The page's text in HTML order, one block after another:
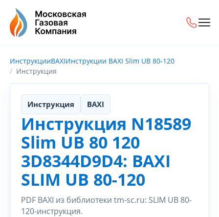
ИнструкцииBAXIИнструкции BAXI Slim UB 80-120
Инструкция
Инструкция BAXI
Инструкция N18589
Slim UB 80 120
3D8344D9D4: BAXI
SLIM UB 80-120
PDF BAXI из библиотеки tm-sc.ru: SLIM UB 80-
120-инструкция.